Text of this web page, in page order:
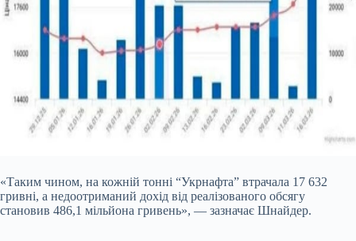
«Таким чином, на кожній тонні “Укрнафта” втрачала 17 632
гривні, а недоотриманий дохід від реалізованого обсягу
становив 486,1 мільйона гривень», — зазначає Шнайдер.